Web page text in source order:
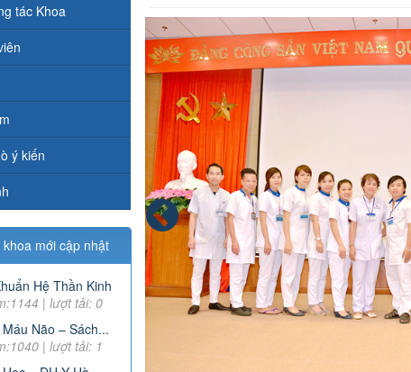
tác Khoa
ý kiến
khoa mới cập nhật
Hệ Thần Kinh
| lượt tải: 0
Não – Sách...
| lượt tải: 1